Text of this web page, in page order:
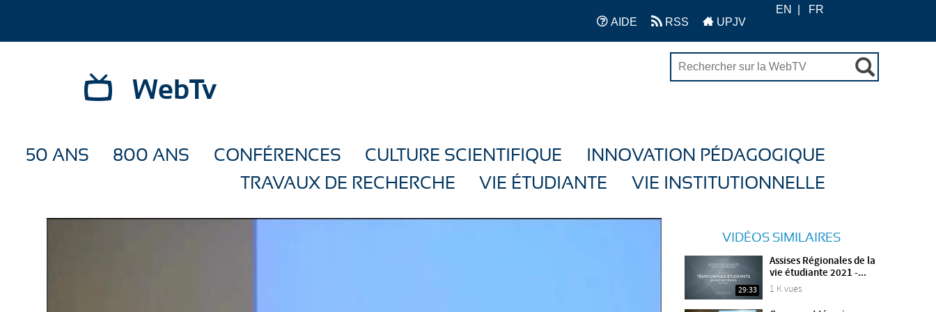
AIDE RSS UPJV
EN FR
WebTv
50 ANS 800 ANS CONFÉRENCES CULTURE SCIENTIFIQUE
INNOVATION PÉDAGOGIQUE
TRAVAUX DE RECHERCHE
VIE ÉTUDIANTE VIE INSTITUTIONNELLE
VIDÉOS SIMILAIRES
29:33
Assises Régionales de la
vie étudiante 2021 -...
1 K vues